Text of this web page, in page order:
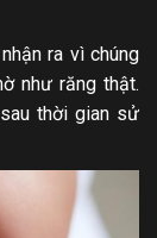
ra vì chúng
như răng thật.
thời gian sử